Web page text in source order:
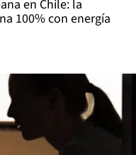
en Chile: la
100% con energía